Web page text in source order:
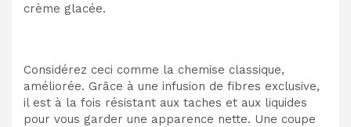
crème glacée.
Considérez ceci comme la chemise classique,
améliorée. Grâce à une infusion de fibres exclusive,
il est à la fois résistant aux taches et aux liquides
pour vous garder une apparence nette. Une coupe